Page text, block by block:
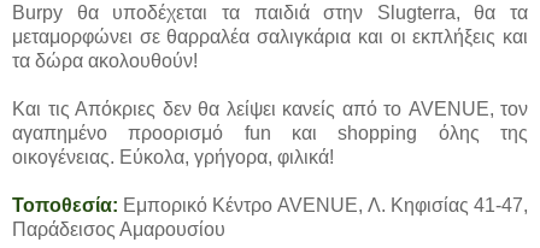
Burpy θα υποδέχεται τα παιδιά στην Slugterra, θα τα
μεταμορφώνει σε θαρραλέα σαλιγκάρια και οι εκπλήξεις και
τα δώρα ακολουθούν!
Και τις Απόκριες δεν θα λείψει κανείς από το AVENUE, τον
αγαπημένο προορισμό fun και shopping όλης της
οικογένειας. Εύκολα, γρήγορα, φιλικά!
Τοποθεσία: Εμπορικό Κέντρο AVENUE, Λ. Κηφισίας 41-47,
Παράδεισος Αμαρουσίου